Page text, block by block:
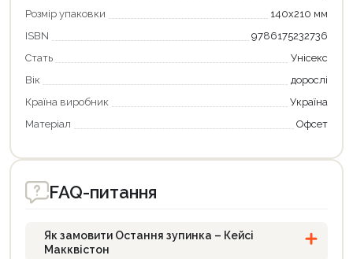
Розмір упаковки
140х210 мм
ISBN
9786175232736
Стать
Унісекс
Вік
дорослі
Країна виробник
Україна
Матеріал
Офсет
FAQ-питання
Як замовити Остання зупинка – Кейсі
Макквістон